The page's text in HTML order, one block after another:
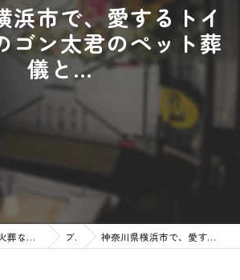
浜市で、愛するトイ
ゴン太君のペット葬
儀と...
横須賀市のペット火葬なら訪問ペット火葬 ペットメモリアル神奈川 ブログ 神奈川県横浜市で、愛するトイプードルのゴン太君のペット葬儀と...